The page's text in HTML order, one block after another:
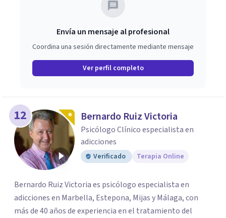
Envía un mensaje al profesional
Coordina una sesión directamente mediante mensaje
Ver perfil completo
12 Bernardo Ruiz Victoria
Psicólogo Clínico especialista en
adicciones
Verificado Terapia Online
Bernardo Ruiz Victoria es psicólogo especialista en
adicciones en Marbella, Estepona, Mijas y Málaga, con
más de 40 años de experiencia en el tratamiento del